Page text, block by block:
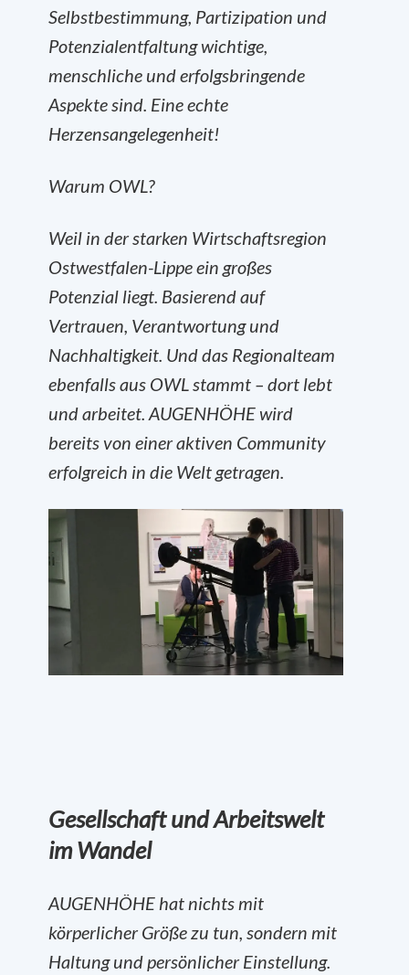
Selbstbestimmung, Partizipation und
Potenzialentfaltung wichtige,
menschliche und erfolgsbringende
Aspekte sind. Eine echte
Herzensangelegenheit!
Warum OWL?
Weil in der starken Wirtschaftsregion
Ostwestfalen-Lippe ein großes
Potenzial liegt. Basierend auf
Vertrauen, Verantwortung und
Nachhaltigkeit. Und das Regionalteam
ebenfalls aus OWL stammt – dort lebt
und arbeitet. AUGENHÖHE wird
bereits von einer aktiven Community
erfolgreich in die Welt getragen.
Gesellschaft und Arbeitswelt
im Wandel
AUGENHÖHE hat nichts mit
körperlicher Größe zu tun, sondern mit
Haltung und persönlicher Einstellung.